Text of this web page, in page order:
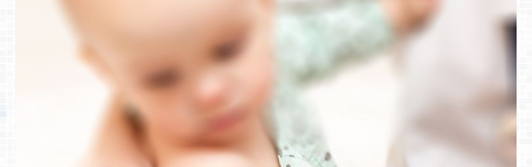
για
εμβολιασμό
των
παιδιών